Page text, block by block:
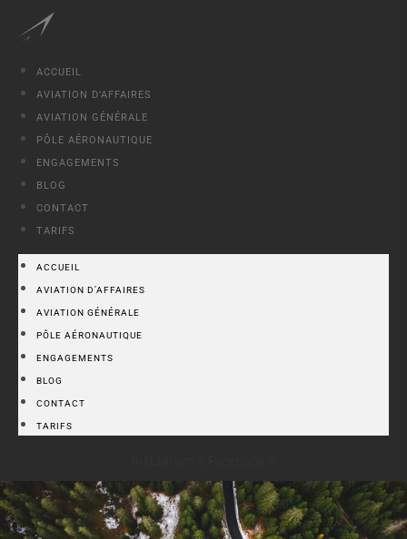
ACCUEIL
AVIATION D’AFFAIRES
AVIATION GÉNÉRALE
PÔLE AÉRONAUTIQUE
ENGAGEMENTS
BLOG
CONTACT
TARIFS
ACCUEIL
AVIATION D’AFFAIRES
AVIATION GÉNÉRALE
PÔLE AÉRONAUTIQUE
ENGAGEMENTS
BLOG
CONTACT
TARIFS